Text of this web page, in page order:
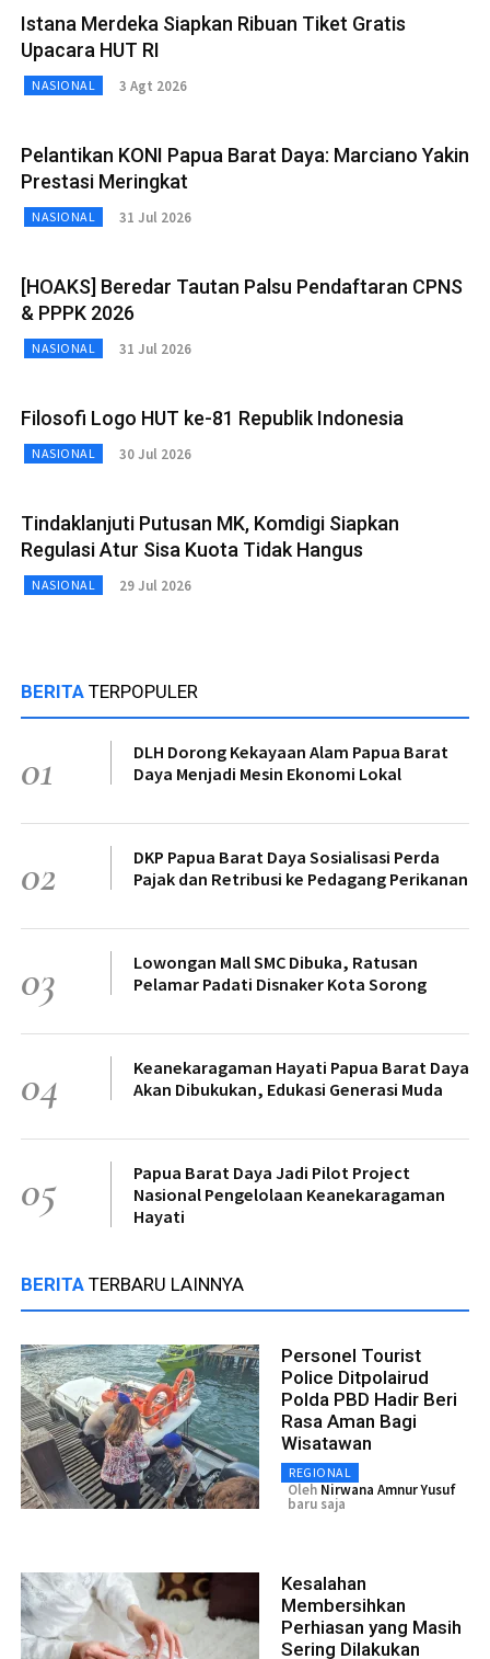
Istana Merdeka Siapkan Ribuan Tiket Gratis
Upacara HUT RI
NASIONAL 3 Agt 2026
Pelantikan KONI Papua Barat Daya: Marciano Yakin
Prestasi Meringkat
NASIONAL 31 Jul 2026
[HOAKS] Beredar Tautan Palsu Pendaftaran CPNS
& PPPK 2026
NASIONAL 31 Jul 2026
Filosofi Logo HUT ke-81 Republik Indonesia
NASIONAL 30 Jul 2026
Tindaklanjuti Putusan MK, Komdigi Siapkan
Regulasi Atur Sisa Kuota Tidak Hangus
NASIONAL 29 Jul 2026
BERITA TERPOPULER
01
DLH Dorong Kekayaan Alam Papua Barat
Daya Menjadi Mesin Ekonomi Lokal
02
DKP Papua Barat Daya Sosialisasi Perda
Pajak dan Retribusi ke Pedagang Perikanan
03
Lowongan Mall SMC Dibuka, Ratusan
Pelamar Padati Disnaker Kota Sorong
04
Keanekaragaman Hayati Papua Barat Daya
Akan Dibukukan, Edukasi Generasi Muda
05
Papua Barat Daya Jadi Pilot Project
Nasional Pengelolaan Keanekaragaman
Hayati
BERITA TERBARU LAINNYA
Personel Tourist
Police Ditpolairud
Polda PBD Hadir Beri
Rasa Aman Bagi
Wisatawan
REGIONAL
Oleh Nirwana Amnur Yusuf
baru saja
Kesalahan
Membersihkan
Perhiasan yang Masih
Sering Dilakukan